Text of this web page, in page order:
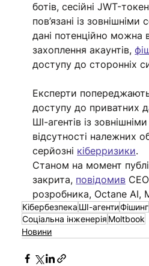
ботів, сесійні JWT-
пов’язані із зовнішніми
дані потенційно можна
захоплення акаунтів,
доступу до сторонніх
Експерти
доступу до приватних
ШІ-агентів із
відсутності належних
серйозні кіберризики.
Станом на момент
закрита, повідомив СЕО
розробника, Octane AI,
Кібербезпека ШІ-агентиФішинг
Соціальна інженерія Moltbook
Новини